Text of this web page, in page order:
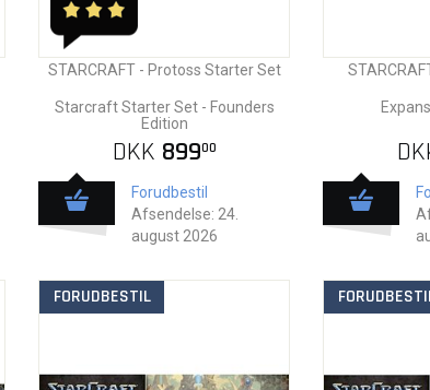
STARCRAFT - Protoss Starter Set
Starcraft Starter Set - Founders
Edition
DKK 89900
Forudbestil
Afsendelse: 24.
august 2026
FORUDBESTIL